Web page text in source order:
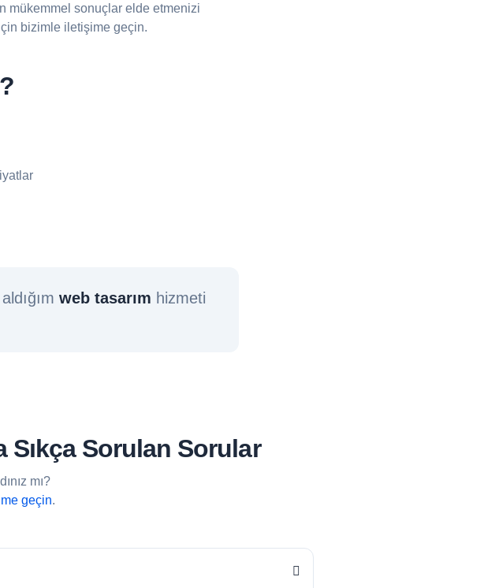
mükemmel sonuçlar elde etmenizi
bizimle iletişime geçin.
web tasarım hizmeti
Sıkça Sorulan Sorular
mı?
geçin.